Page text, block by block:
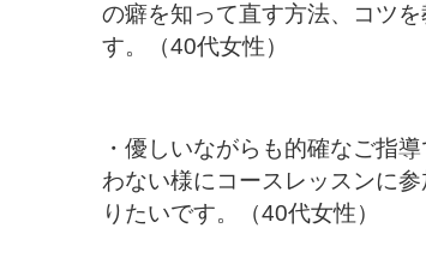
の癖を知って直す方法、コツ
す。（40代女性）
・優しいながらも的確なご指
わない様にコースレッスンに
りたいです。（40代女性）